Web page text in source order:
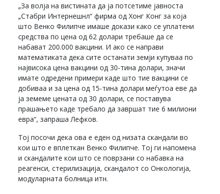
„За волја на вистината да ја потсетиме јавноста
„Стабри Интернешнл“ фирма од Хонг Конг за која
што Венко Филипче имаше докази како се уплатени
средства по цена од 62 долари требаше да се
набават 200.000 вакцини. И ако се направи
математиката дека сите останати земји купуваа по
највисока цена вакцини од 30-тина долари, значи
имате одредени примери каде што тие вакцини се
добиваа и за цена од 15-тина долари меѓутоа еве да
ја земеме цената од 30 долари, се поставува
прашањето каде требало да завршат тие 6 милиони
евра“, запраша Лефков.
Тој посочи дека ова е еден од низата скандали во
кои што е вплеткан Венко Филипче. Тој ги напомена
и скандалите кои што се поврзани со набавка на
реагенси, стерилизација, скандалот со Онкологија,
модуларната болница итн.